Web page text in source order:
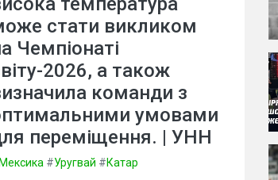
стати викликом
Чемпіонаті
2026, а також
команди з
умовами
переміщення. | УНН
Мексика #Уругвай #Катар